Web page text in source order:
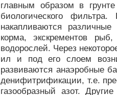
главным образом в
биологического
накапливаются
корма, экскрементов
водорослей. Через
ил и под его слоем
развиваются анаэробные
денифитрификации, т.е.
газообразный азот.